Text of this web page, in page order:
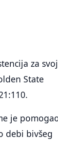
za svoj
State
je
debi bivšeg